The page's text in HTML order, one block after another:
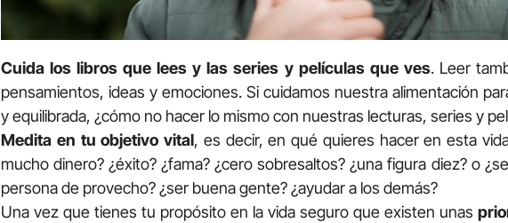
Cuida los libros que lees y las series y películas que ves. Leer
pensamientos, ideas y emociones. Si cuidamos nuestra alimentación
y equilibrada, ¿cómo no hacer lo mismo con nuestras lecturas, series y
Medita en tu objetivo vital, es decir, en qué quieres hacer en esta
mucho dinero? ¿éxito? ¿fama? ¿cero sobresaltos? ¿una figura diez? o
persona de provecho? ¿ser buena gente? ¿ayudar a los demás?
Una vez que tienes tu propósito en la vida seguro que existen unas